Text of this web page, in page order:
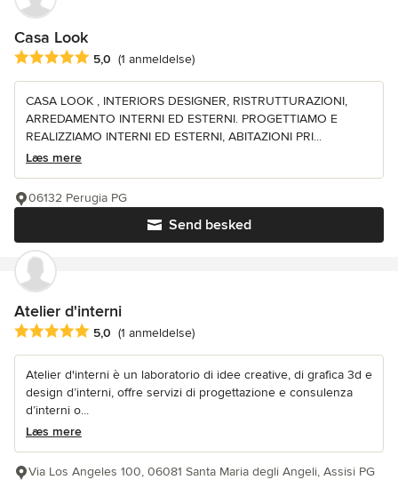
Casa Look
Gennemsnitlig bedømmelse: 5 ud af 5 stjerner
5,0 (1 anmeldelse)
CASA LOOK , INTERIORS DESIGNER, RISTRUTTURAZIONI,
ARREDAMENTO INTERNI ED ESTERNI. PROGETTIAMO E
REALIZZIAMO INTERNI ED ESTERNI, ABITAZIONI PRI...
Læs mere
Send besked
06132 Perugia PG
Atelier d'interni
Gennemsnitlig bedømmelse: 5 ud af 5 stjerner
5,0 (1 anmeldelse)
Atelier d'interni è un laboratorio di idee creative, di grafica 3d e
design d’interni, offre servizi di progettazione e consulenza
d’interni o...
Læs mere
Via Los Angeles 100, 06081 Santa Maria degli Angeli, Assisi PG